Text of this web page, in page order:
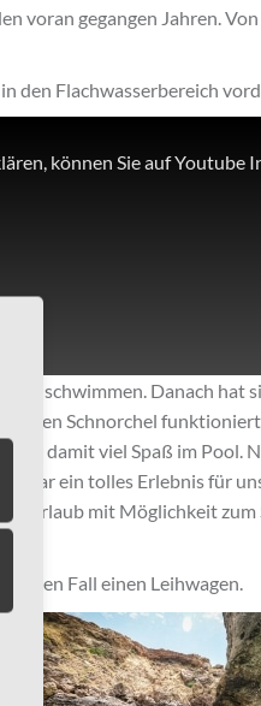
voran gegangen Jahren. Von
den Flachwasserbereich
können Sie auf Youtube
Danach hat
den Schnorchel
damit viel Spaß im Pool.
war ein tolles Erlebnis für
Urlaub mit Möglichkeit
jeden Fall einen Leihwagen.